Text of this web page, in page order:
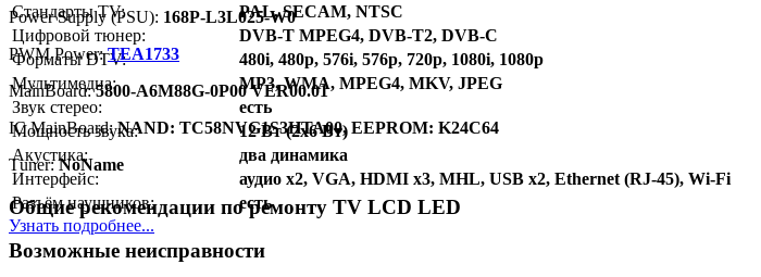
Стандарты TV:
PAL, SECAM, NTSC
Цифровой тюнер:
DVB-T MPEG4, DVB-T2, DVB-C
Форматы DTV:
480i, 480p, 576i, 576p, 720p, 1080i, 1080p
Мультимедиа:
MP3, WMA, MPEG4, MKV, JPEG
Звук стерео:
есть
Мощность звука:
12 Вт (2x6 Вт)
Акустика:
два динамика
Интерфейс:
аудио x2, VGA, HDMI x3, MHL, USB x2, Ethernet (RJ-45), Wi-Fi
Разъём наушников:
есть
Узнать подробнее...
Power Supply (PSU): 168P-L3L025-W0
PWM Power:TEA1733
MainBoard:5800-A6M88G-0P00 VER00.01
IC MainBoard:NAND: TC58NVG1S3HTA00, EEPROM: K24C64
Тuner:NoName
Общие рекомендации по ремонту TV LCD LED
Возможные неисправности